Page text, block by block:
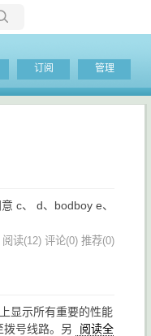
订阅 管理
c、 d、bodboy e、
阅读(12) 评论(0) 推荐(0)
显示所有重要的性能
号线路。另
阅读全